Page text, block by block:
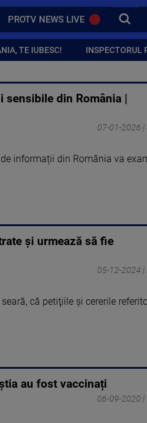
PROTV NEWS LIVE CAUTA
TE IUBESC! INSPECTORUL
din România |
07-01-2026 |
informații din România va
şi urmează să fie
05-12-2024 |
că petiţiile şi cererile
au fost vaccinați
06-09-2020 |